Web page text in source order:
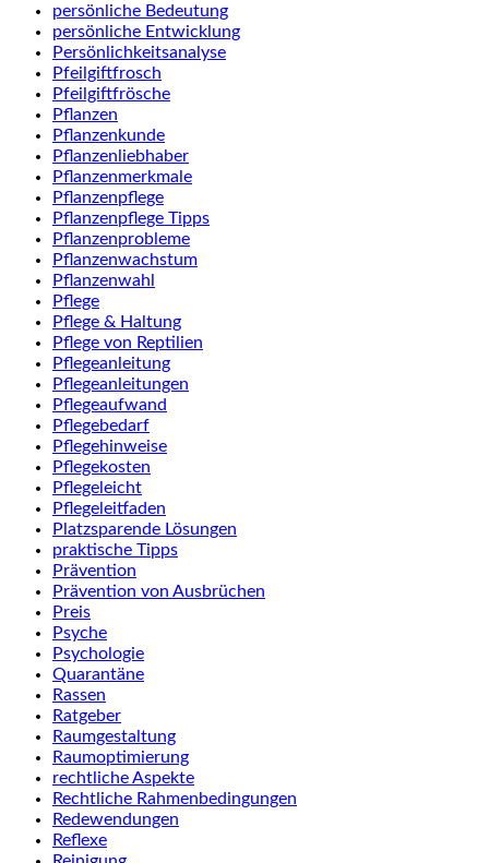
persönliche Bedeutung
persönliche Entwicklung
Persönlichkeitsanalyse
Pfeilgiftfrosch
Pfeilgiftfrösche
Pflanzen
Pflanzenkunde
Pflanzenliebhaber
Pflanzenmerkmale
Pflanzenpflege
Pflanzenpflege Tipps
Pflanzenprobleme
Pflanzenwachstum
Pflanzenwahl
Pflege
Pflege & Haltung
Pflege von Reptilien
Pflegeanleitung
Pflegeanleitungen
Pflegeaufwand
Pflegebedarf
Pflegehinweise
Pflegekosten
Pflegeleicht
Pflegeleitfaden
Platzsparende Lösungen
praktische Tipps
Prävention
Prävention von Ausbrüchen
Preis
Psyche
Psychologie
Quarantäne
Rassen
Ratgeber
Raumgestaltung
Raumoptimierung
rechtliche Aspekte
Rechtliche Rahmenbedingungen
Redewendungen
Reflexe